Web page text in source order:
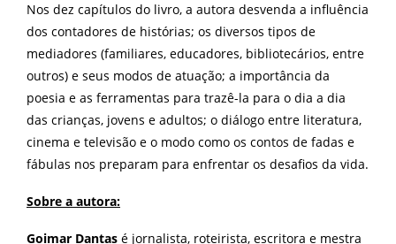
Nos dez capítulos do livro, a autora desvenda a influência
dos contadores de histórias; os diversos tipos de
mediadores (familiares, educadores, bibliotecários, entre
outros) e seus modos de atuação; a importância da
poesia e as ferramentas para trazê-la para o dia a dia
das crianças, jovens e adultos; o diálogo entre literatura,
cinema e televisão e o modo como os contos de fadas e
fábulas nos preparam para enfrentar os desafios da vida.
Sobre a autora:
Goimar Dantas é jornalista, roteirista, escritora e mestra